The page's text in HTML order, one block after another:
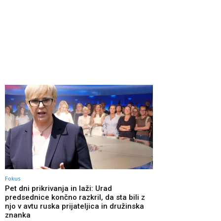
Fokus
Pet dni prikrivanja in laži: Urad
predsednice končno razkril, da sta bili z
njo v avtu ruska prijateljica in družinska
znanka